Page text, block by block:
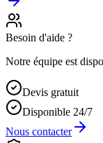
Besoin d'aide ?
Notre équipe est
Devis gratuit
Disponible 24/7
Nous contacter